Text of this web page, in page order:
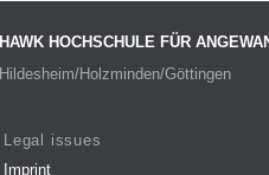
HAWK HOCHSCHULE FÜR
Hildesheim/Holzminden/Göttingen
Legal issues
Imprint